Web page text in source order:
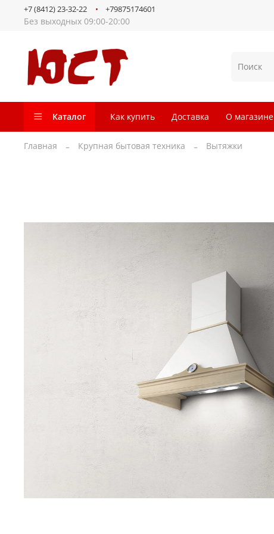
Без выходных 09:00-20:00
+7 (8412) 23-32-22 +79875174601
Каталог Как купить Доставка О магазине
Главная Крупная бытовая техника Вытяжки